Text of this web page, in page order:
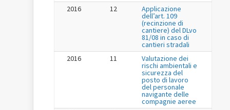
2016
12 Applicazione
dell’art. 109
(recinzione di
cantiere) del DLvo
81/08 in caso di
cantieri stradali
2016
11 Valutazione dei
rischi ambientali e
sicurezza del
posto di lavoro
del personale
navigante delle
compagnie aeree